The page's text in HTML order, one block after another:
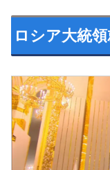
ロシア大統